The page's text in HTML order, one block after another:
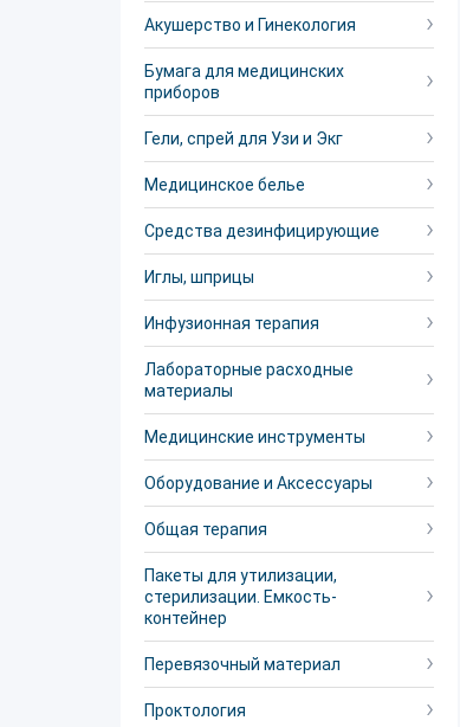
Акушерство и Гинекология
Бумага для медицинских
приборов
Гели, спрей для Узи и Экг
Медицинское белье
Средства дезинфицирующие
Иглы, шприцы
Инфузионная терапия
Лабораторные расходные
материалы
Медицинские инструменты
Оборудование и Аксессуары
Общая терапия
Пакеты для утилизации,
стерилизации. Емкость-
контейнер
Перевязочный материал
Проктология